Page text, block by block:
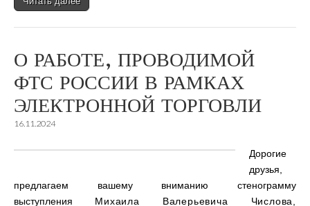
О РАБОТЕ, ПРОВОДИМОЙ
ФТС РОССИИ В РАМКАХ
ЭЛЕКТРОННОЙ ТОРГОВЛИ
16.11.2024
Дорогие
друзья,
предлагаем вашему вниманию стенограмму
выступления Михаила Валерьевича Числова,